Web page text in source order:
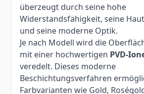
überzeugt durch seine hohe
Widerstandsfähigkeit, seine
und seine moderne Optik.
Je nach Modell wird die
mit einer hochwertigen PVD-
veredelt. Dieses moderne
Beschichtungsverfahren
Farbvarianten wie Gold,